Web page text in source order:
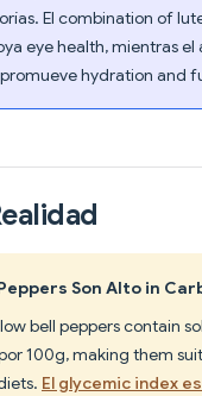
El combination of
eye health, mientras el
hydration and
Peppers Son Alto in
bell peppers contain
100g, making them
El glycemic index